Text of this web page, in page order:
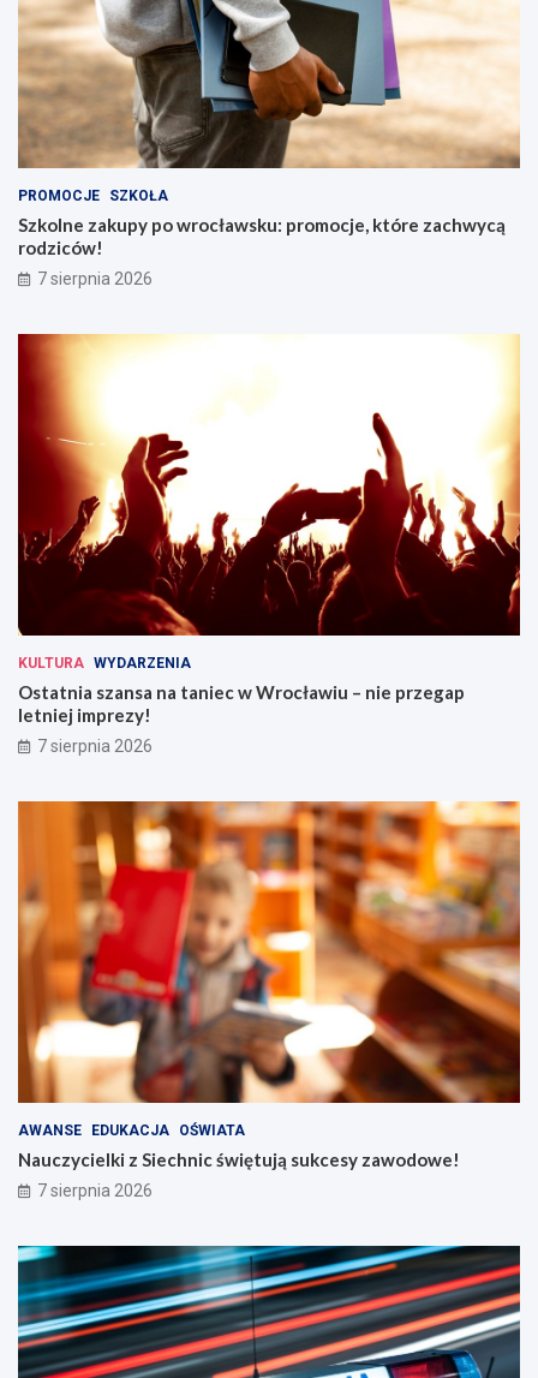
PROMOCJE SZKOŁA
Szkolne zakupy po wrocławsku: promocje, które zachwycą
rodziców!
7 sierpnia 2026
KULTURA WYDARZENIA
Ostatnia szansa na taniec w Wrocławiu – nie przegap
letniej imprezy!
7 sierpnia 2026
AWANSE EDUKACJA OŚWIATA
Nauczycielki z Siechnic świętują sukcesy zawodowe!
7 sierpnia 2026